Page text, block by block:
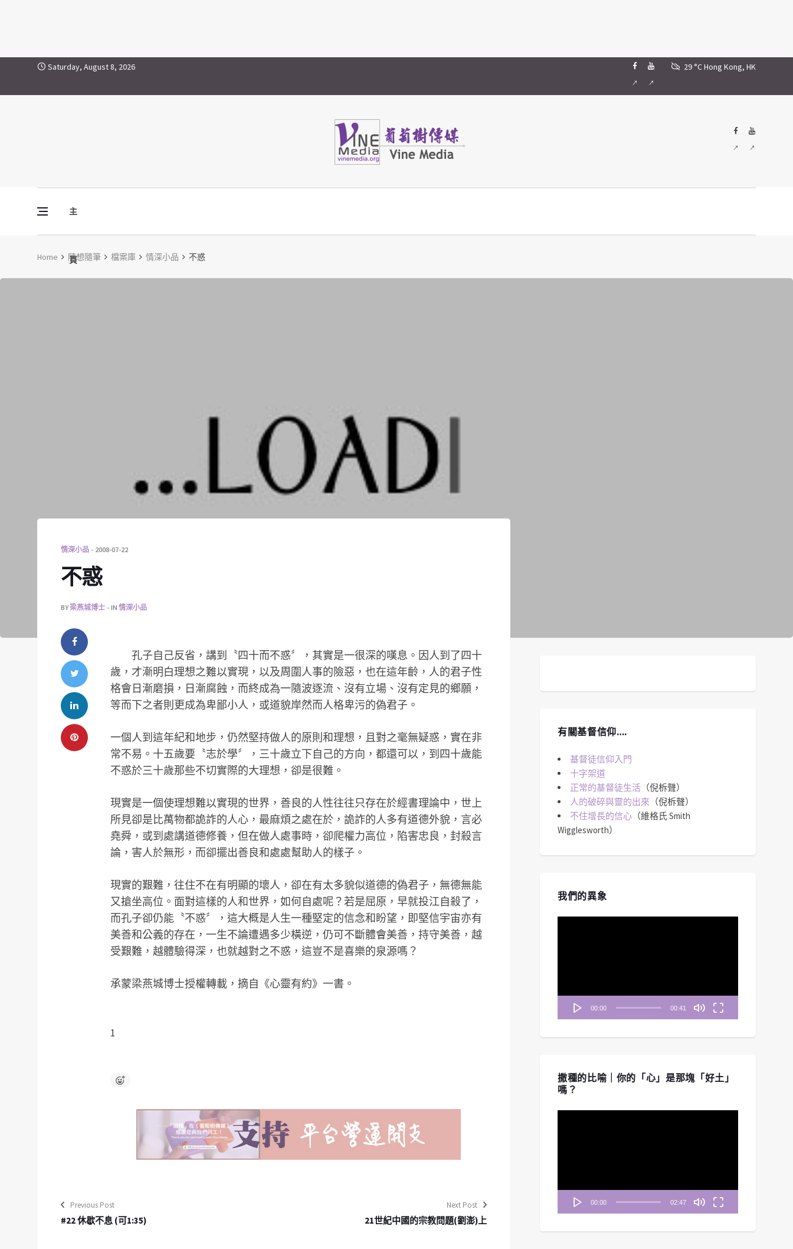
Skip to contentSaturday, August 8, 2026 29 °CHong Kong, HK
主
頁
Vine Media
葡萄樹傳媒
Home 隨想隨筆 檔案庫 情深小品 不惑
情深小品 2008-07-22
不惑
BY梁燕城博士 IN 情深小品
孔子自己反省，講到〝四十而不惑〞，其實是一很深的嘆息。因人到了四十
歲，才漸明白理想之難以實現，以及周圍人事的險惡，也在這年齡，人的君子性
格會日漸磨損，日漸腐蝕，而終成為一隨波逐流、沒有立場、沒有定見的鄉願，
等而下之者則更成為卑鄙小人，或道貌岸然而人格卑污的偽君子。
一個人到這年紀和地步，仍然堅持做人的原則和理想，且對之毫無疑惑，實在非
常不易。十五歲要〝志於學〞，三十歲立下自己的方向，都還可以，到四十歲能
不惑於三十歲那些不切實際的大理想，卻是很難。
現實是一個使理想難以實現的世界，善良的人性往往只存在於經書理論中，世上
所見卻是比萬物都詭詐的人心，最麻煩之處在於，詭詐的人多有道德外貌，言必
堯舜，或到處講道德修養，但在做人處事時，卻爬權力高位，陷害忠良，封殺言
論，害人於無形，而卻擺出善良和處處幫助人的樣子。
現實的艱難，往住不在有明顯的壞人，卻在有太多貌似道德的偽君子，無德無能
又搶坐高位。面對這樣的人和世界，如何自處呢？若是屈原，早就投江自殺了，
而孔子卻仍能〝不惑〞，這大概是人生一種堅定的信念和盼望，即堅信宇宙亦有
美善和公義的存在，一生不論遭遇多少橫逆，仍可不斷體會美善，持守美善，越
受艱難，越體驗得深，也就越對之不惑，這豈不是喜樂的泉源嗎？
承蒙梁燕城博士授權轉載，摘自《心靈有約》一書。
1
Previous Post
#22 休歇不息 (可1:35)
Next Post
21世紀中國的宗教問題(劉澎)上
有關基督信仰….
基督徒信仰入門
十字架道
正常的基督徒生活 （倪柝聲）
人的破碎與靈的出來 （倪柝聲）
不住增長的信心 （維格氏 Smith
Wigglesworth）
我們的異象
00:00 00:41
撒種的比喻｜你的「心」是那塊「好土」
嗎？
00:00 02:47